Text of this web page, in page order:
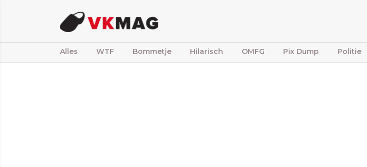
Alles WTF Bommetje Hilarisch OMFG Pix Dump Politie